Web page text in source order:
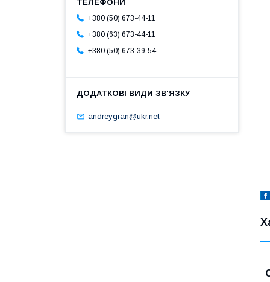
+380 (50) 673-44-11
+380 (63) 673-44-11
+380 (50) 673-39-54
andreygran@ukr.net